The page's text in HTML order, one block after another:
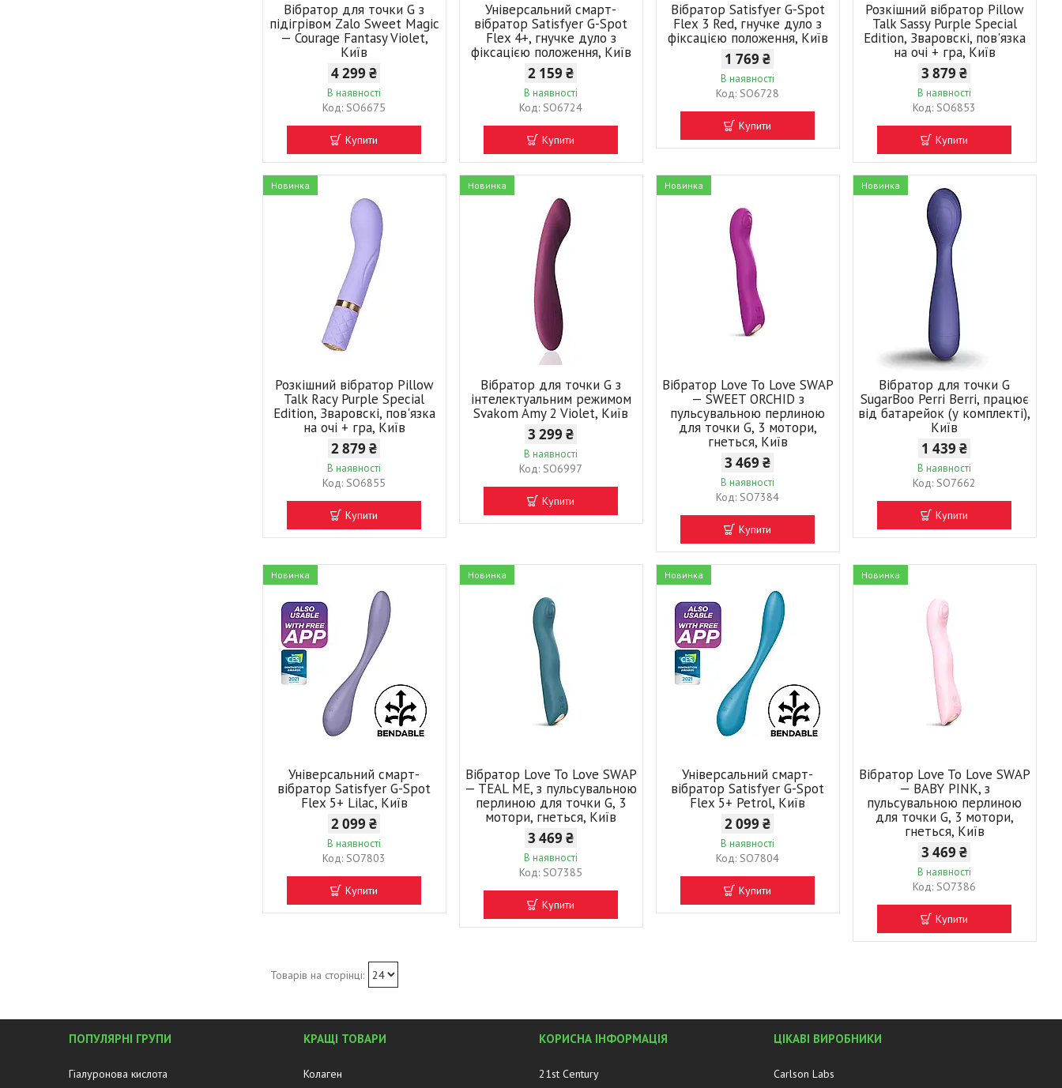
Вібратор для точки G з
підігрівом Zalo Sweet Magic
— Courage Fantasy Violet,
Київ
4 299 ₴
В наявності
SO6675
Купити
Універсальний смарт-
вібратор Satisfyer G-Spot
Flex 4+, гнучке дуло з
фіксацією положення, Київ
2 159 ₴
В наявності
SO6724
Купити
Вібратор Satisfyer G-Spot
Flex 3 Red, гнучке дуло з
фіксацією положення, Київ
1 769 ₴
В наявності
SO6728
Купити
Розкішний вібратор Pillow
Talk Sassy Purple Special
Edition, Зваровскі, пов'язка
на очі + гра, Київ
3 879 ₴
В наявності
SO6853
Купити
Новинка
Розкішний вібратор Pillow
Talk Racy Purple Special
Edition, Зваровскі, пов'язка
на очі + гра, Київ
2 879 ₴
В наявності
SO6855
Купити
Новинка
Вібратор для точки G з
інтелектуальним режимом
Svakom Amy 2 Violet, Київ
3 299 ₴
В наявності
SO6997
Купити
Новинка
Вібратор Love To Love SWAP
— SWEET ORCHID з
пульсувальною перлиною
для точки G, 3 мотори,
гнеться, Київ
3 469 ₴
В наявності
SO7384
Купити
Новинка
Вібратор для точки G
SugarBoo Perri Berri, працює
від батарейок (у комплекті),
Київ
1 439 ₴
В наявності
SO7662
Купити
Новинка
Універсальний смарт-
вібратор Satisfyer G-Spot
Flex 5+ Lilac, Київ
2 099 ₴
В наявності
SO7803
Купити
Новинка
Вібратор Love To Love SWAP
— TEAL ME, з пульсувальною
перлиною для точки G, 3
мотори, гнеться, Київ
3 469 ₴
В наявності
SO7385
Купити
Новинка
Універсальний смарт-
вібратор Satisfyer G-Spot
Flex 5+ Petrol, Київ
2 099 ₴
В наявності
SO7804
Купити
Новинка
Вібратор Love To Love SWAP
— BABY PINK, з
пульсувальною перлиною
для точки G, 3 мотори,
гнеться, Київ
3 469 ₴
В наявності
SO7386
Купити
ПОПУЛЯРНІ ГРУПИ
Гіалуронова кислота
КРАЩІ ТОВАРИ
Колаген
КОРИСНА ІНФОРМАЦІЯ
21st Century
ЦІКАВІ ВИРОБНИКИ
Carlson Labs